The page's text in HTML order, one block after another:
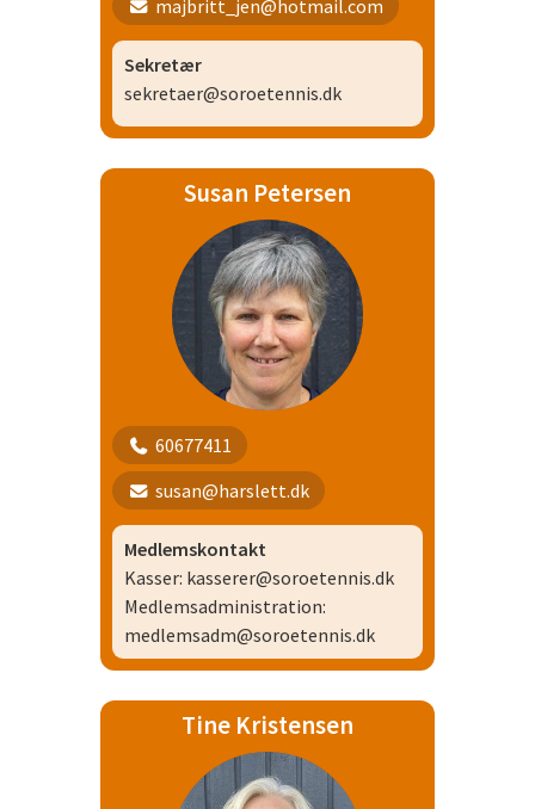
majbritt_jen@hotmail.com
Sekretær
sekretaer@soroetennis.dk
Susan Petersen
60677411
susan@harslett.dk
Medlemskontakt
Kasser: kasserer@soroetennis.dk
Medlemsadministration:
medlemsadm@soroetennis.dk
Tine Kristensen